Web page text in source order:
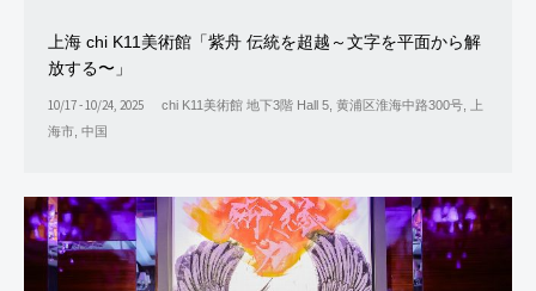
上海 chi K11美術館「紫舟 伝統を超越～文字を平面から解
放する〜」
10/17 - 10/24, 2025
chi K11美術館 地下3階 Hall 5, 黄浦区淮海中路300号, 上
海市, 中国